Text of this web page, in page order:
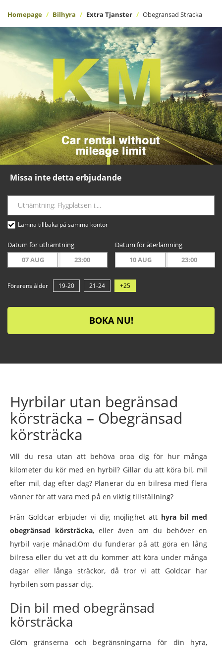
Homepage Bilhyra Extra Tjanster Obegransad Stracka
Missa inte detta erbjudande
Lämna tillbaka på samma kontor
Datum för uthämtning
07 AUG
23:00
Datum för återlämning
10 AUG
23:00
Förarens ålder 19-20 21-24 +25
BOKA NU!
Hyrbilar utan begränsad
körsträcka – Obegränsad
körsträcka
Vill du resa utan att behöva oroa dig för hur många
kilometer du kör med en hyrbil? Gillar du att köra bil, mil
efter mil, dag efter dag? Planerar du en bilresa med flera
vänner för att vara med på en viktig tillställning?
Från Goldcar erbjuder vi dig möjlighet att hyra bil med
obegränsad körsträcka, eller även om du behöver en
hyrbil varje månad,Om du funderar på att göra en lång
bilresa eller du vet att du kommer att köra under många
dagar eller långa sträckor, då tror vi att Goldcar har
hyrbilen som passar dig.
Din bil med obegränsad
körsträcka
Glöm gränserna och begränsningarna för din hyra,